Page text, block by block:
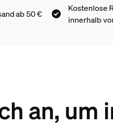
ab 50 €
Kostenlose
innerhalb
an, um